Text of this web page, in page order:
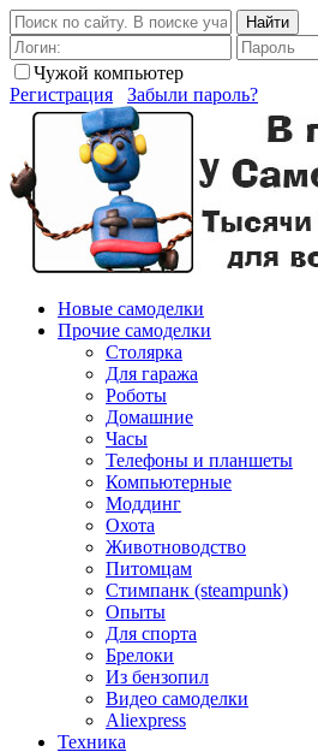
Найти
Чужой компьютер
Регистрация
Забыли пароль?
Новые самоделки
Прочие самоделки
Столярка
Для гаража
Роботы
Домашние
Часы
Телефоны и планшеты
Компьютерные
Моддинг
Охота
Животноводство
Питомцам
Стимпанк (steampunk)
Опыты
Для спорта
Брелоки
Из бензопил
Видео самоделки
Aliexpress
Техника